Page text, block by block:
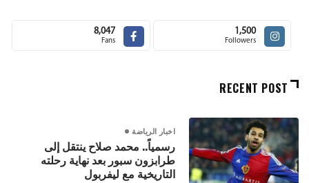
8,047
Fans
1,500
Followers
RECENT POST
اخبار الرياضة
رسمياً.. محمد صلاح ينتقل إلى
طرابزون سبور بعد نهاية رحلته
التاريخية مع ليفربول